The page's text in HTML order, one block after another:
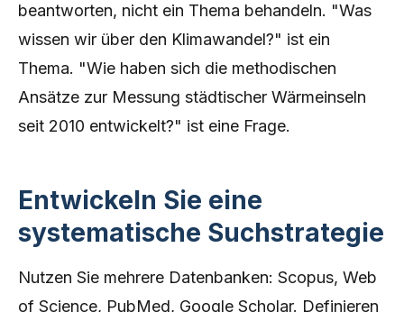
beantworten, nicht ein Thema behandeln. "Was
wissen wir über den Klimawandel?" ist ein
Thema. "Wie haben sich die methodischen
Ansätze zur Messung städtischer Wärmeinseln
seit 2010 entwickelt?" ist eine Frage.
Entwickeln Sie eine
systematische Suchstrategie
Nutzen Sie mehrere Datenbanken: Scopus, Web
of Science, PubMed, Google Scholar. Definieren